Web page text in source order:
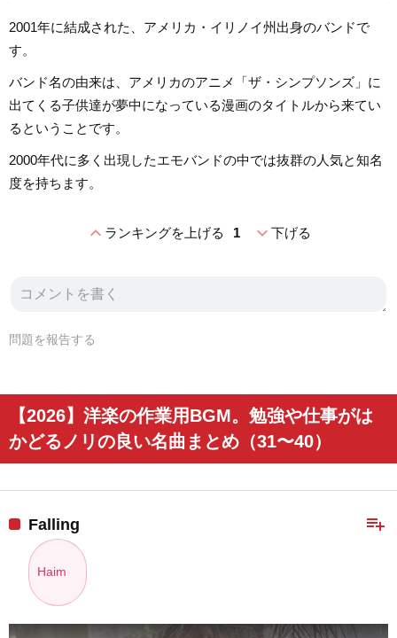
2001年に結成された、アメリカ・イリノイ州出身のバンドで
す。
バンド名の由来は、アメリカのアニメ「ザ・シンプソンズ」に
出てくる子供達が夢中になっている漫画のタイトルから来てい
るということです。
2000年代に多く出現したエモバンドの中では抜群の人気と知名
度を持ちます。
expand_lessランキングを上げる 1 expand_more下げる
問題を報告する
【2026】洋楽の作業用BGM。勉強や仕事がは
かどるノリの良い名曲まとめ（31〜40）
playlist_add
Falling
Haim